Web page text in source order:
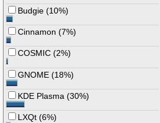
Budgie (10%)
Cinnamon (7%)
COSMIC (2%)
GNOME (18%)
KDE Plasma (30%)
LXQt (6%)